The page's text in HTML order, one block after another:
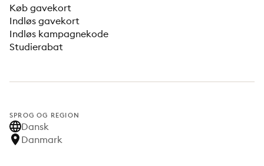
Køb gavekort
Indløs gavekort
Indløs kampagnekode
Studierabat
SPROG OG REGION
Dansk
Danmark